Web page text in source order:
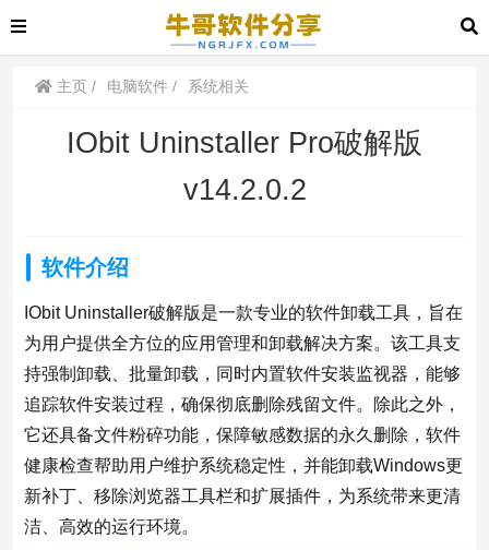
主页 电脑软件 系统相关
IObit Uninstaller Pro破解版
v14.2.0.2
软件介绍
IObit Uninstaller破解版是一款专业的软件卸载工具，旨在
为用户提供全方位的应用管理和卸载解决方案。该工具支
持强制卸载、批量卸载，同时内置软件安装监视器，能够
追踪软件安装过程，确保彻底删除残留文件。除此之外，
它还具备文件粉碎功能，保障敏感数据的永久删除，软件
健康检查帮助用户维护系统稳定性，并能卸载Windows更
新补丁、移除浏览器工具栏和扩展插件，为系统带来更清
洁、高效的运行环境。